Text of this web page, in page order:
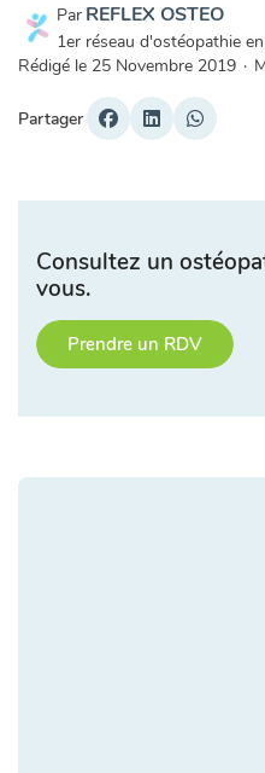
Par REFLEX OSTEO
1er réseau d'ostéopathie
Rédigé le 25 Novembre 2019 ·
Partager
Consultez un
vous.
Prendre un RDV